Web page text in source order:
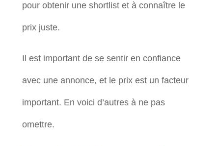
pour obtenir une shortlist et à connaître le
prix juste.
Il est important de se sentir en confiance
avec une annonce, et le prix est un facteur
important. En voici d’autres à ne pas
omettre.